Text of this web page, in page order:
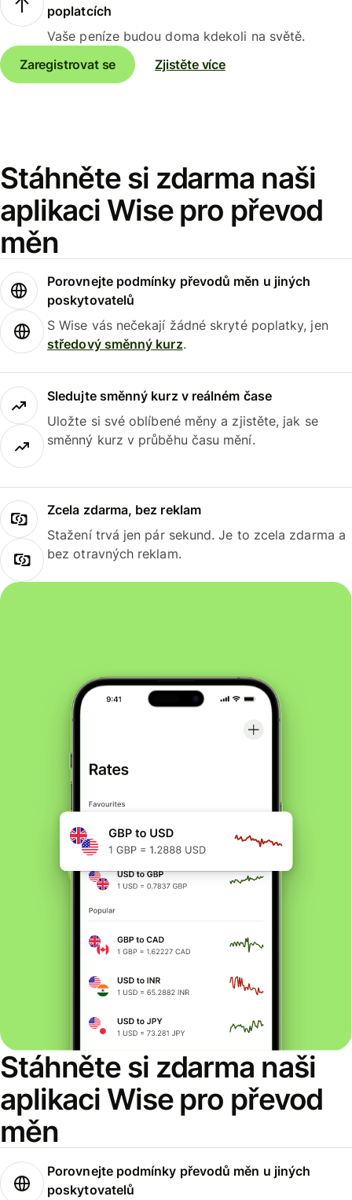
poplatcích
Vaše peníze budou doma kdekoli na světě.
Zaregistrovat se
Zjistěte více
Stáhněte si zdarma naši
aplikaci Wise pro převod
měn
Porovnejte podmínky převodů měn u jiných
poskytovatelů
S Wise vás nečekají žádné skryté poplatky, jen
středový směnný kurz.
Sledujte směnný kurz v reálném čase
Uložte si své oblíbené měny a zjistěte, jak se
směnný kurz v průběhu času mění.
Zcela zdarma, bez reklam
Stažení trvá jen pár sekund. Je to zcela zdarma a
bez otravných reklam.
Stáhněte si zdarma naši
aplikaci Wise pro převod
měn
Porovnejte podmínky převodů měn u jiných
poskytovatelů